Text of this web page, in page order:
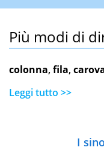
Più modi di
colonna,fila,
Leggi tutto >>
I